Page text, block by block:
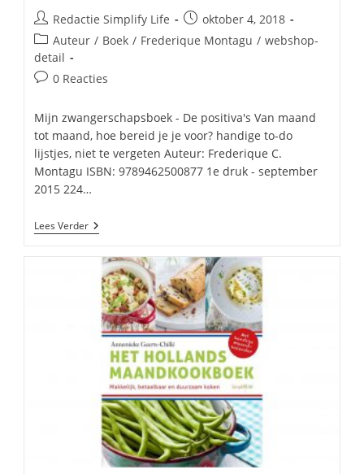
Bericht
auteur:
Redactie Simplify Life
Bericht
gepubliceerd
op:
oktober 4, 2018
Berichtcategorie:
Auteur / Boek / Frederique Montagu / webshop-
detail
Bericht0 Reacties
Mijn zwangerschapsboek - De positiva's Van maand
tot maand, hoe bereid je je voor? handige to-do
lijstjes, niet te vergeten Auteur: Frederique C.
Montagu ISBN: 9789462500877 1e druk - september
2015 224…
Lees VerderMijn
Zwangerschapsboek
De
Positiva’s